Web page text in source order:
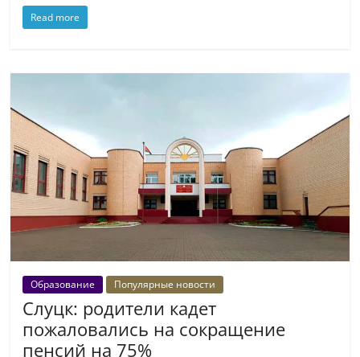
Read more
Образование Популярные новости
Слуцк: родители кадет
пожаловались на сокращение
пенсий на 75%